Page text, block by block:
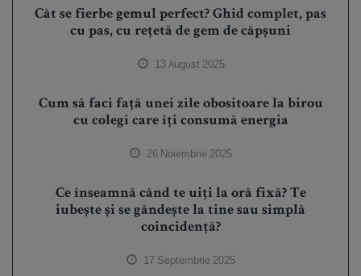
Cât se fierbe gemul perfect? Ghid complet, pas
cu pas, cu rețetă de gem de căpșuni
13 August 2025
Cum să faci față unei zile obositoare la birou
cu colegi care îți consumă energia
26 Noiembrie 2025
Ce înseamnă când te uiți la oră fixă? Te
iubește și se gândește la tine sau simplă
coincidență?
17 Septembrie 2025